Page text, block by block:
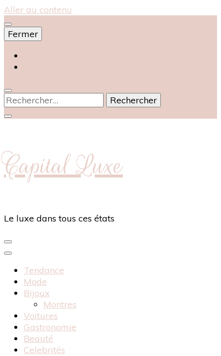
Aller au contenu
Fermer
Rechercher :
Capital Luxe
Le luxe dans tous ces états
Tendance
Mode
Bijoux
Montres
Voitures
Gastronomie
Beauté
Celebrités